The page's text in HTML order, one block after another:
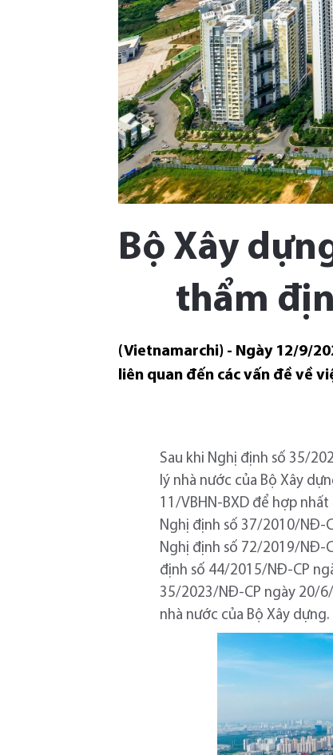
Bộ Xây
thẩm
(Vietnamarchi) - Ngày 12/9/
liên quan đến các vấn đề về
Sau khi Nghị định số 35/
lý nhà nước của Bộ Xây
11/VBHN-BXD để hợp
Nghị định số 37/2010/NĐ-
Nghị định số 72/2019/NĐ-
định số 44/2015/NĐ-CP
35/2023/NĐ-CP ngày 20/
nhà nước của Bộ Xây dựng.